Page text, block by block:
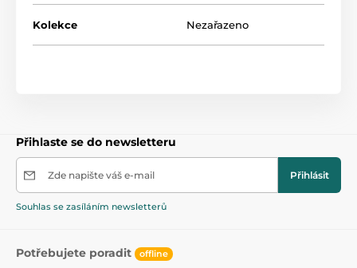
Kolekce Nezařazeno
Přihlaste se do newsletteru
Zde napište váš e-mail Přihlásit
Souhlas se zasíláním newsletterů
Potřebujete poradit offline